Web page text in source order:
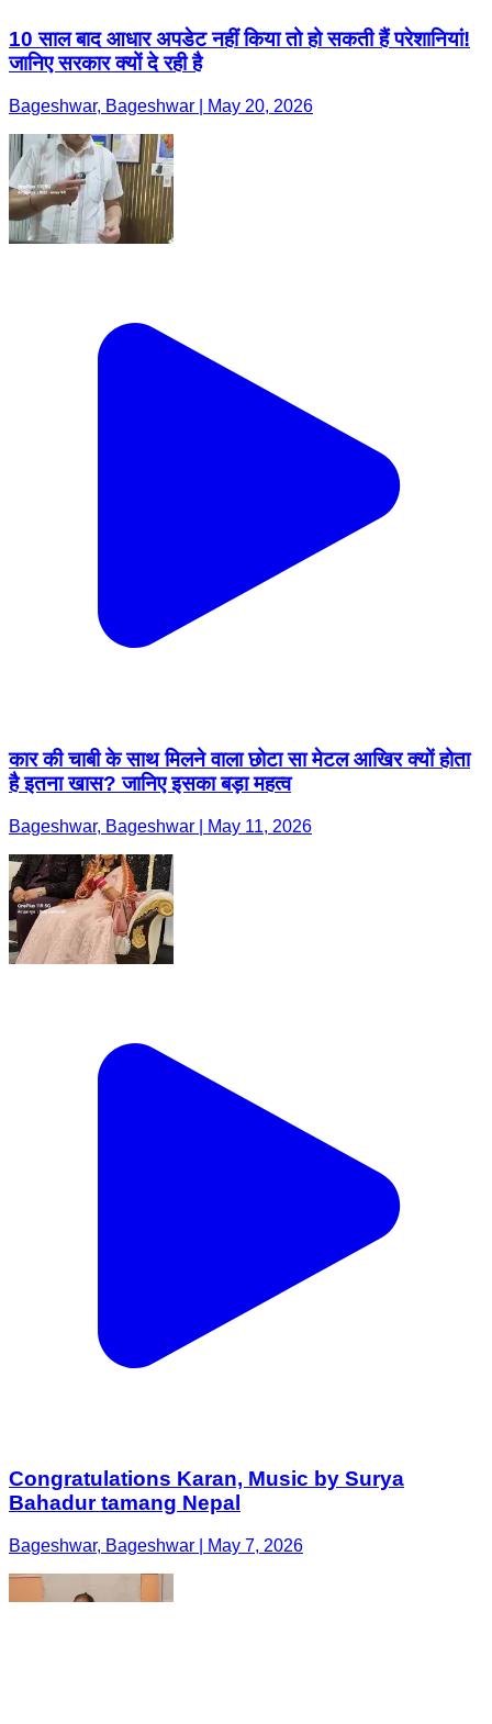
10 साल बाद आधार अपडेट नहीं किया तो हो सकती हैं परेशानियां!
जानिए सरकार क्यों दे रही है
Bageshwar, Bageshwar | May 20, 2026
कार की चाबी के साथ मिलने वाला छोटा सा मेटल आखिर क्यों होता
है इतना खास? जानिए इसका बड़ा महत्व
Bageshwar, Bageshwar | May 11, 2026
Congratulations Karan, Music by Surya
Bahadur tamang Nepal
Bageshwar, Bageshwar | May 7, 2026